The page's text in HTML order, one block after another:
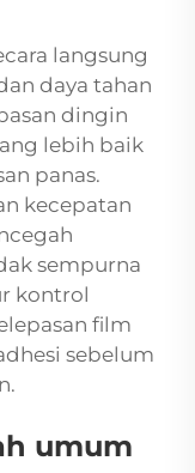
langsung
daya tahan
dingin
lebih baik
panas.
kecepatan
sempurna
kontrol
film
sebelum
umum